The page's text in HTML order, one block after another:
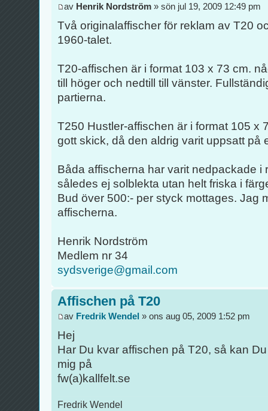
av Henrik Nordström » sön jul 19, 2009 12:49 pm
Två originalaffischer för reklam av T20
1960-talet.
T20-affischen är i format 103 x 73 cm.
till höger och nedtill till vänster.
partierna.
T250 Hustler-affischen är i format 105 x
gott skick, då den aldrig varit uppsatt på
Båda affischerna har varit nedpackade i
således ej solblekta utan helt friska i
Bud över 500:- per styck mottages. Jag
affischerna.
Henrik Nordström
Medlem nr 34
sydsverige@gmail.com
Affischen på T20
av Fredrik Wendel » ons aug 05, 2009 1:52 pm
Hej
Har Du kvar affischen på T20, så kan
mig på
fw(a)kallfelt.se
Fredrik Wendel